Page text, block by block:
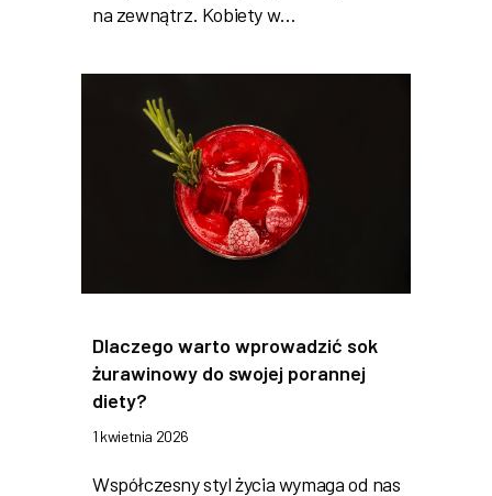
na zewnątrz. Kobiety w…
Dlaczego warto wprowadzić sok
żurawinowy do swojej porannej
diety?
1 kwietnia 2026
Współczesny styl życia wymaga od nas